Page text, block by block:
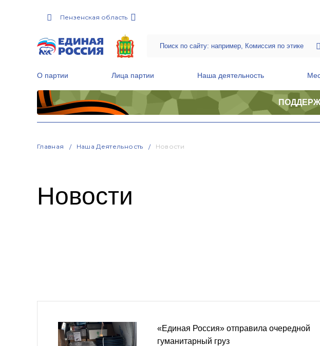
Пензенская область
О партии Лица партии Наша деятельность
Главная Наша Деятельность Новости
Новости
«Единая Россия» отправила очередной
гуманитарный груз